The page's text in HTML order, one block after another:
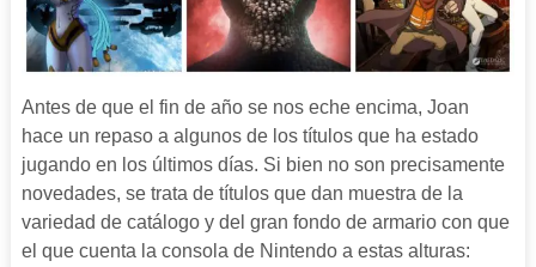
Antes de que el fin de año se nos eche encima, Joan
hace un repaso a algunos de los títulos que ha estado
jugando en los últimos días. Si bien no son precisamente
novedades, se trata de títulos que dan muestra de la
variedad de catálogo y del gran fondo de armario con que
el que cuenta la consola de Nintendo a estas alturas: